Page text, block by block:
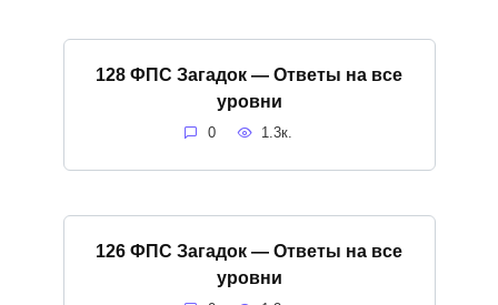
128 ФПС Загадок — Ответы на все
уровни
0 1.3к.
126 ФПС Загадок — Ответы на все
уровни